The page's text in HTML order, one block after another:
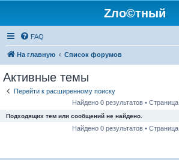
Zло©тный
FAQ
На главную Список форумов
Активные темы
Перейти к расширенному поиску
Найдено 0 результатов • Страница
Подходящих тем или сообщений не найдено.
Найдено 0 результатов • Страница